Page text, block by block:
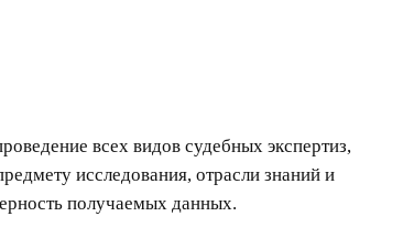
всех видов судебных экспертиз,
исследования, отрасли знаний и
получаемых данных.